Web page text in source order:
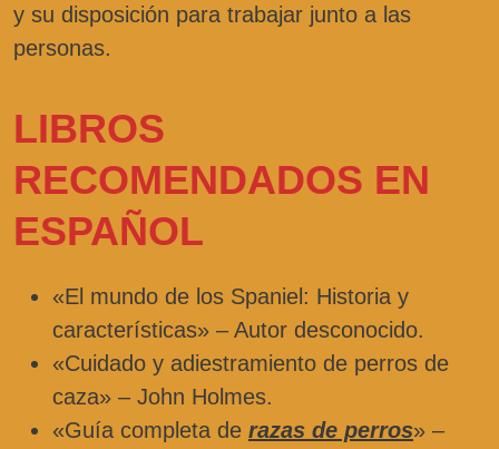
y su disposición para trabajar junto a las
personas.
LIBROS
RECOMENDADOS EN
ESPAÑOL
«El mundo de los Spaniel: Historia y
características» – Autor desconocido.
«Cuidado y adiestramiento de perros de
caza» – John Holmes.
«Guía completa de razas de perros» –